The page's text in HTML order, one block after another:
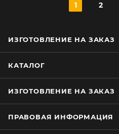
1 2
ИЗГОТОВЛЕНИЕ НА ЗАКАЗ
КАТАЛОГ
ИЗГОТОВЛЕНИЕ НА ЗАКАЗ
ПРАВОВАЯ ИНФОРМАЦИЯ